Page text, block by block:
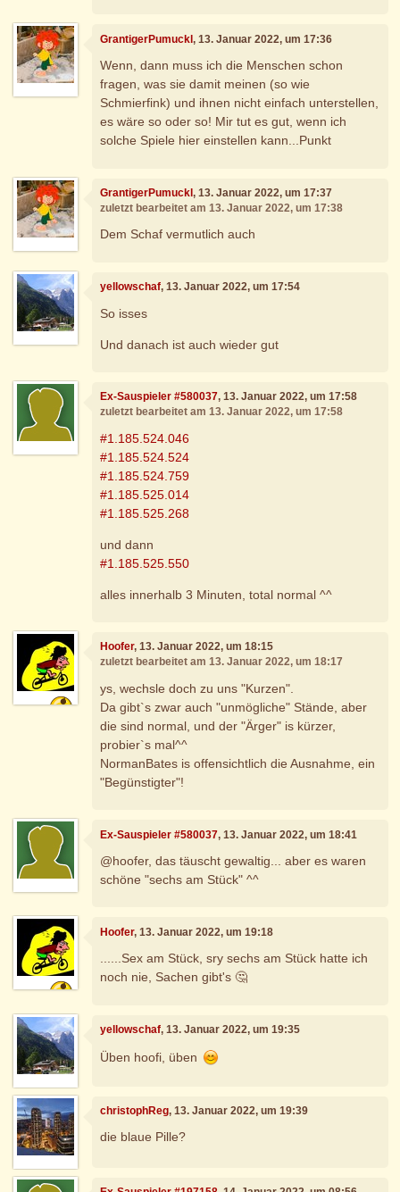
GrantigerPumuckl, 13. Januar 2022, um 17:36
Wenn, dann muss ich die Menschen schon
fragen, was sie damit meinen (so wie
Schmierfink) und ihnen nicht einfach unterstellen,
es wäre so oder so! Mir tut es gut, wenn ich
solche Spiele hier einstellen kann...Punkt
GrantigerPumuckl, 13. Januar 2022, um 17:37
zuletzt bearbeitet am 13. Januar 2022, um 17:38
Dem Schaf vermutlich auch
yellowschaf, 13. Januar 2022, um 17:54
So isses
Und danach ist auch wieder gut
Ex-Sauspieler #580037, 13. Januar 2022, um 17:58
zuletzt bearbeitet am 13. Januar 2022, um 17:58
#1.185.524.046
#1.185.524.524
#1.185.524.759
#1.185.525.014
#1.185.525.268
und dann
#1.185.525.550
alles innerhalb 3 Minuten, total normal ^^
Hoofer, 13. Januar 2022, um 18:15
zuletzt bearbeitet am 13. Januar 2022, um 18:17
ys, wechsle doch zu uns "Kurzen".
Da gibt`s zwar auch "unmögliche" Stände, aber
die sind normal, und der "Ärger" is kürzer,
probier`s mal^^
NormanBates is offensichtlich die Ausnahme, ein
"Begünstigter"!
Ex-Sauspieler #580037, 13. Januar 2022, um 18:41
@hoofer, das täuscht gewaltig... aber es waren
schöne "sechs am Stück" ^^
Hoofer, 13. Januar 2022, um 19:18
......Sex am Stück, sry sechs am Stück hatte ich
noch nie, Sachen gibt's 🤔
yellowschaf, 13. Januar 2022, um 19:35
Üben hoofi, üben
christophReg, 13. Januar 2022, um 19:39
die blaue Pille?